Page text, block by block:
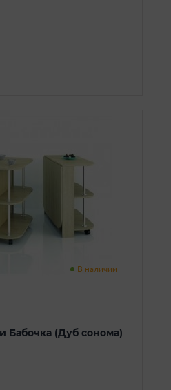
В наличии
Бабочка (Дуб сонома)